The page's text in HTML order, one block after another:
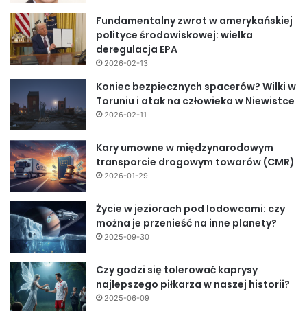
Fundamentalny zwrot w amerykańskiej
polityce środowiskowej: wielka
deregulacja EPA
2026-02-13
Koniec bezpiecznych spacerów? Wilki w
Toruniu i atak na człowieka w Niewistce
2026-02-11
Kary umowne w międzynarodowym
transporcie drogowym towarów (CMR)
2026-01-29
Życie w jeziorach pod lodowcami: czy
można je przenieść na inne planety?
2025-09-30
Czy godzi się tolerować kaprysy
najlepszego piłkarza w naszej historii?
2025-06-09